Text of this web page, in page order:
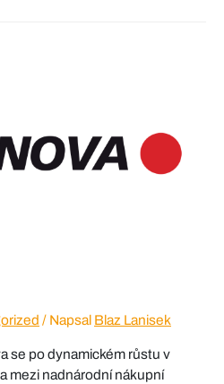
/ Napsal Blaz Lanisek
se po dynamickém růstu v
mezi nadnárodní nákupní